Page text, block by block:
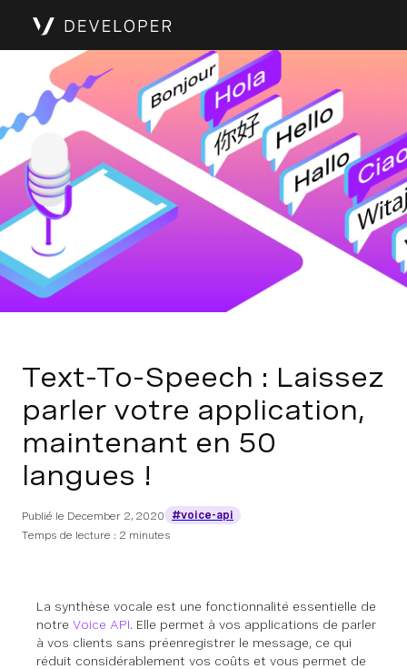
Text-To-Speech : Laissez
parler votre application,
maintenant en 50
langues !
Publié le December 2, 2020
#voice-api
Temps de lecture : 2 minutes
La synthèse vocale est une fonctionnalité essentielle de
notre Voice API. Elle permet à vos applications de parler
à vos clients sans préenregistrer le message, ce qui
réduit considérablement vos coûts et vous permet de